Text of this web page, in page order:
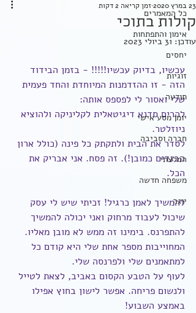
כל המאמרים
אימון והתפתחות
יחסים
זוגיות
תודעה
יומן מסע אישי
חברה וסביבה
המלצתי
משפחה חדשה
יוגה
קולות בתוכי
23 במרץ 2020 זמן קריאה 2 דקות
עודכן: 31 ביולי 2023
עכשיו, בדיוק עכשיו!!!!! - בזמן הבידוד
הזה - זו ההזדמנות המיוחדת והחד פעמית
שלי ואסור לי לפספס אותה:
להרים סדנא דיגיטאלית לקליניקה ולהוציא
ניוזלטר.
לסדר את הבית ולתקתק כל פינה (כולל ארון
הבגדים כמובן!). זה פסח. אני אבריק את
הכל.
להמשיך לאמן כרגיל! זכיתי שיש לי עסק
שיכול לעבוד מרחוק ואני יכולה להמשיך
להתפרנס. בימינו זה ממש לא מובן מאליו.
המחוייבות מספר אחת שלי היא קודם כל
למתאמנים שלי ולפרנסה שלי.
לעוף על הטבע הקסום באביב, לצאת לטייל
ולנשום פריחה. אפשר לישון בחוץ אפילו
באמצע השבוע!